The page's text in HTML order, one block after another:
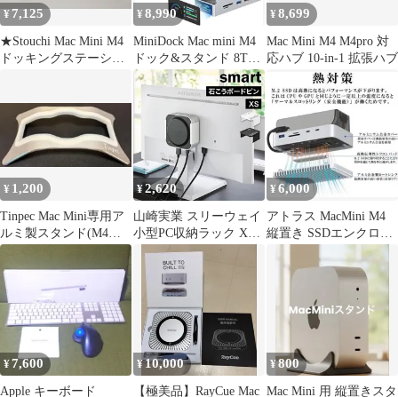
¥7,125
★Stouchi Mac Mini M4
ドッキングステーショ
A（最大10Gbps）ポー
ト Micro/SDカードスロ
ット TFポート (SSDス
ロット付き)
¥ 8,990
MiniDock Mac mini M4
ドック&スタンド 8TB
M.2 SSDエンクロージ
ャ付き (SSDは含まれて
いません)、USB A
10Gbps、SD/TFカード
スロットx2、3.5mmオ
ーディオ、Mac mini M4
およびM4 Pro用
¥8,699
Mac Mini M4 M4pro 対
応ハブ 10-in-1 拡張ハブ
¥ 1,200
Tinpec Mac Mini専用ア
ルミ製スタンド(M4以
前用)
¥2,620
山崎実業 スリーウェイ
小型PC収納ラック XS
smart スマート 10422
10423 ホワイト ブラッ
ク 公式 XSサイズ 小型
PCラック Mac mini M4
ホルダー 3way 収納ラ
ック モニター裏 壁面
¥6,000
アトラス MacMini M4
縦置き SSDエンクロー
¥7,600
Apple キーボード
¥10,000
【極美品】RayCue Mac
¥800
Mac Mini 用 縦置きスタ